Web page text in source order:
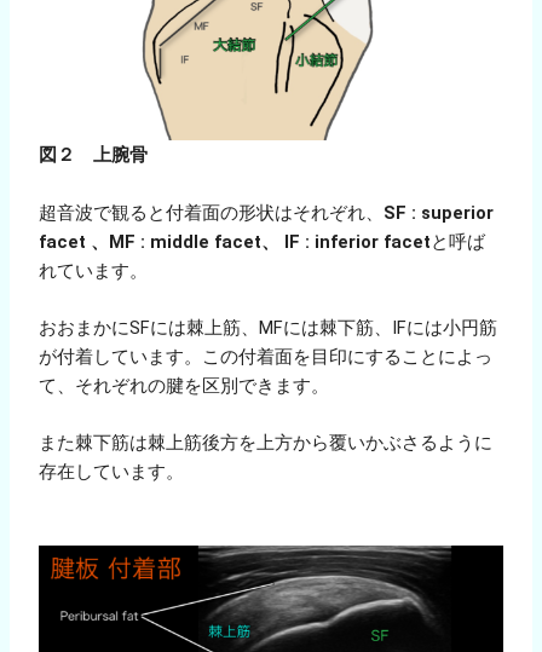
図２ 上腕骨
超音波で観ると付着面の形状はそれぞれ、 SF : superior
facet 、MF : middle facet、 IF : inferior facetと呼ば
れています。
おおまかにSFには棘上筋、MFには棘下筋、IFには小円筋
が付着しています。この付着面を目印にすることによっ
て、それぞれの腱を区別できます。
また棘下筋は棘上筋後方を上方から覆いかぶさるように
存在しています。